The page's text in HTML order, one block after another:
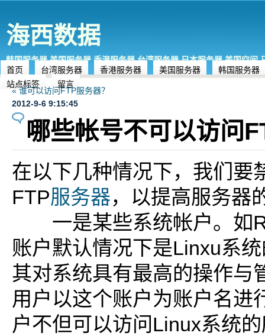
海西数据
韩国服务器,美国服务器,香港服务器,台湾服务器,日本服务器,美国空间
首页
台湾服务器 香港服务器 美国服务器
韩国服务器
站点标签
留言
« 谁可以访问FTP服务器？
2012-9-6 9:15:45
哪些帐号不可以访问
在以下几种情况下，我们要
FTP服务器，以提高服务器
一是某些系统帐户。如
账户默认情况下是Linxu系
其对系统具有最高的操作与
用户以这个账户为账户名进
户不但可以访问Linux系统